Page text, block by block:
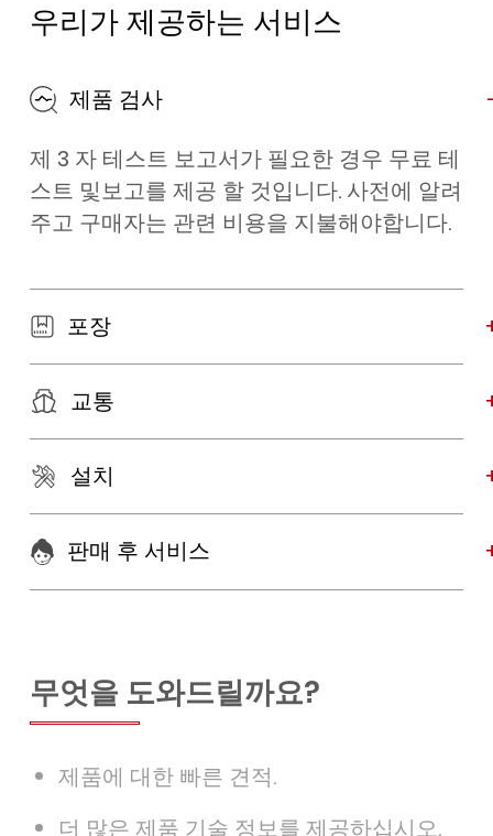
우리가 제공하는 서비스
제품 검사
제 3 자 테스트 보고서가 필요한 경우 무료 테
스트 및보고를 제공 할 것입니다. 사전에 알려
주고 구매자는 관련 비용을 지불해야합니다.
포장
교통
설치
판매 후 서비스
무엇을 도와드릴까요?
제품에 대한 빠른 견적.
더 많은 제품 기술 정보를 제공하십시오.